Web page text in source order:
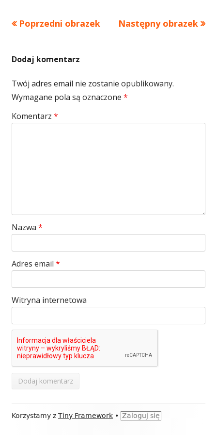
Poprzedni obrazek Następny obrazek
Dodaj komentarz
Twój adres email nie zostanie opublikowany.
Wymagane pola są oznaczone *
Komentarz *
Nazwa *
Adres email *
Witryna internetowa
Zawartość
Korzystamy z Tiny Framework • Zaloguj się